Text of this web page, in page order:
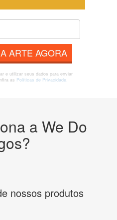
ARTE AGORA
e utilizar seus dados para enviar
as Políticas de Privacidade.
a We Do
nossos produtos